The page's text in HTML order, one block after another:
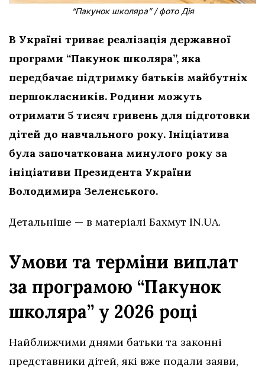
“Пакунок школяра” / фото Дія
В Україні триває реалізація державної
програми “Пакунок школяра”, яка
передбачає підтримку батьків майбутніх
першокласників. Родини можуть
отримати 5 тисяч гривень для підготовки
дітей до навчального року. Ініціатива
була започаткована минулого року за
ініціативи Президента України
Володимира Зеленського.
Детальніше — в матеріалі Бахмут IN.UA.
Умови та терміни виплат
за програмою “Пакунок
школяра” у 2026 році
Найближчими днями батьки та законні
представники дітей, які вже подали заяви,